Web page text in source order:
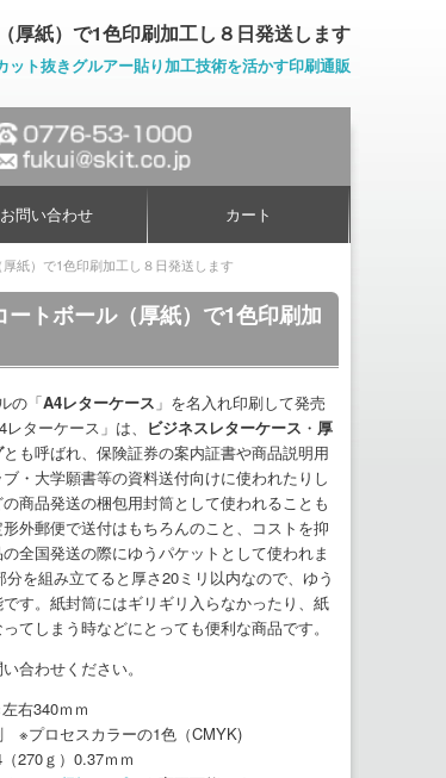
厚紙）で1色印刷加工し８日発送します
ト抜きグルアー貼り加工技術を活かす印刷通販
お問い合わせ カート
紙）で1色印刷加工し８日発送します
トボール（厚紙）で1色印刷加
の「A4レターケース 」を名入れ印刷して発売
ターケース」は、
ビジネスレターケース ・ 厚
とも呼ばれ、保険証券の案内証書や商品説明用
・大学願書等の資料送付向けに使われたりし
商品発送の梱包用封筒として使われることも
外郵便で送付はもちろんのこと、コストを抑
全国発送の際にゆうパケットとして使われま
を組み立てると厚さ20ミリ以内なので、ゆう
す。紙封筒にはギリギリ入らなかったり、紙
てしまう時などにとっても便利な商品です。
合わせください。
右340ｍｍ
プロセスカラーの1色（CMYK)
270ｇ）0.37ｍｍ